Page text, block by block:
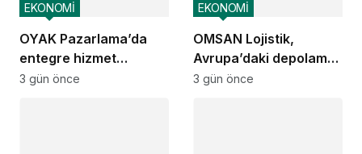
OYAK Pazarlama’da
entegre hizmet
ekosistemi kuruluyor
EKONOMİ
3 gün önce
OMSAN Lojistik,
Avrupa’daki depolama
ve dağıtım
EKONOMİ
3 gün önce